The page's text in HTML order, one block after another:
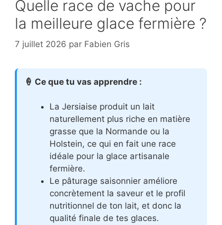
Quelle race de vache pour
la meilleure glace fermière ?
7 juillet 2026 par Fabien Gris
🍦 Ce que tu vas apprendre :
La Jersiaise produit un lait
naturellement plus riche en matière
grasse que la Normande ou la
Holstein, ce qui en fait une race
idéale pour la glace artisanale
fermière.
Le pâturage saisonnier améliore
concrètement la saveur et le profil
nutritionnel de ton lait, et donc la
qualité finale de tes glaces.